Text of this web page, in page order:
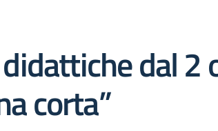
dal
corta”